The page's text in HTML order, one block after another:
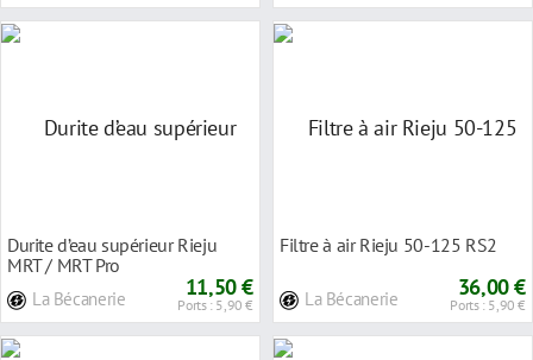
Durite d’eau supérieur Rieju
MRT / MRT Pro
La Bécanerie 11,50 €
Ports : 5,90 €
Filtre à air Rieju 50-125 RS2
La Bécanerie 36,00 €
Ports : 5,90 €